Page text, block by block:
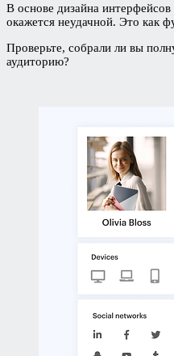
В основе дизайна
окажется неудачной. Это как
Проверьте, собрали ли вы
аудиторию?